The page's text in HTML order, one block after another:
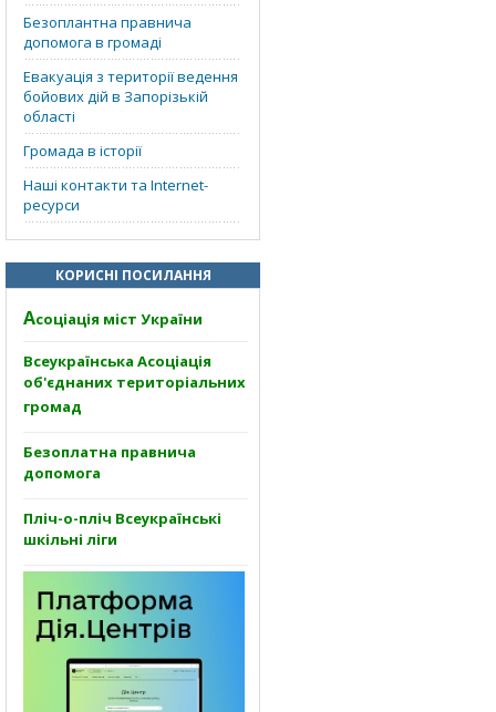
Безоплантна правнича
допомога в громаді
Евакуація з території ведення
бойових дій в Запорізькій
області
Громада в історії
Наші контакти та Internet-
ресурси
КОРИСНІ ПОСИЛАННЯ
Асоціація міст України
Всеукраїнська Асоціація
об'єднаних територіальних
громад
Безоплатна правнича
допомога
Пліч-о-пліч Всеукраїнські
шкільні ліги